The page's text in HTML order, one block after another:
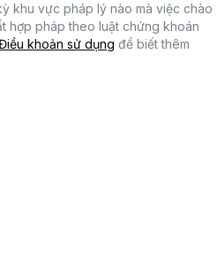
khu vực pháp lý nào mà việc chào
hợp pháp theo luật chứng khoán
khoản sử dụng để biết thêm